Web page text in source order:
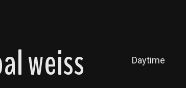
weiss Daytime